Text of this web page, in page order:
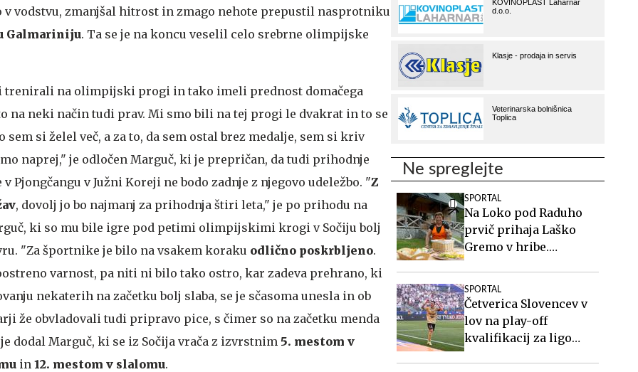
v vodstvu, zmanjšal hitrost in zmago nehote prepustil nasprotniku
Galmariniju. Ta se je na koncu veselil celo srebrne olimpijske
trenirali na olimpijski progi in tako imeli prednost domačega
na neki način tudi prav. Mi smo bili na tej progi le dvakrat in to se
sem si želel več, a za to, da sem ostal brez medalje, sem si kriv
naprej," je odločen Marguč, ki je prepričan, da tudi prihodnje
Pjongčangu v Južni Koreji ne bodo zadnje z njegovo udeležbo. "Z
, dovolj jo bo najmanj za prihodnja štiri leta," je po prihodu na
ki so mu bile igre pod petimi olimpijskimi krogi v Sočiju bolj
"Za športnike je bilo na vsakem koraku odlično poskrbljeno.
varnost, pa niti ni bilo tako ostro, kar zadeva prehrano, ki
nekaterih na začetku bolj slaba, se je sčasoma unesla in ob
že obvladovali tudi pripravo pice, s čimer so na začetku menda
dodal Marguč, ki se iz Sočija vrača z izvrstnim 5. mestom v
in 12. mestom v slalomu.
Ne spreglejte
SPORTAL
Na Loko pod Raduho
prvič prihaja Laško
Gremo v hribe.
Ločka mati.
SPORTAL
Četverica Slovencev v
lov na play-off
kvalifikacij za ligo